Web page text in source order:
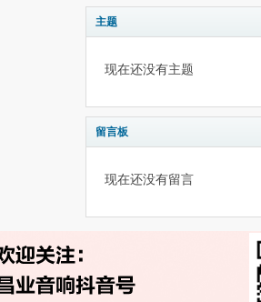
主题
现在还没有主题
留言板
现在还没有留言